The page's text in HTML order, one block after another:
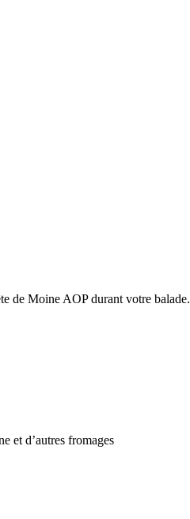
de Moine AOP durant votre balade.
et d’autres fromages